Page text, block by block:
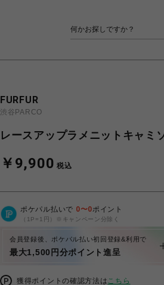
FURFUR
渋谷PARCO
レースアップラメニットキャミ
￥9,900 税込
ポケパル払いで 0〜0ポイント
（1P=1円）※キャンペーン分除く
会員登録後、ポケパル払い初回登録&利用で
最大1,500円分ポイント進呈
獲得ポイントの確認方法はこちら